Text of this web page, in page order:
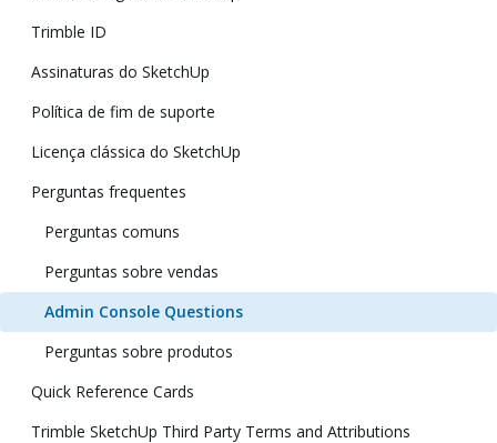
Trimble ID
Assinaturas do SketchUp
Política de fim de suporte
Licença clássica do SketchUp
Perguntas frequentes
Perguntas comuns
Perguntas sobre vendas
Admin Console Questions
Perguntas sobre produtos
Quick Reference Cards
Trimble SketchUp Third Party Terms and Attributions